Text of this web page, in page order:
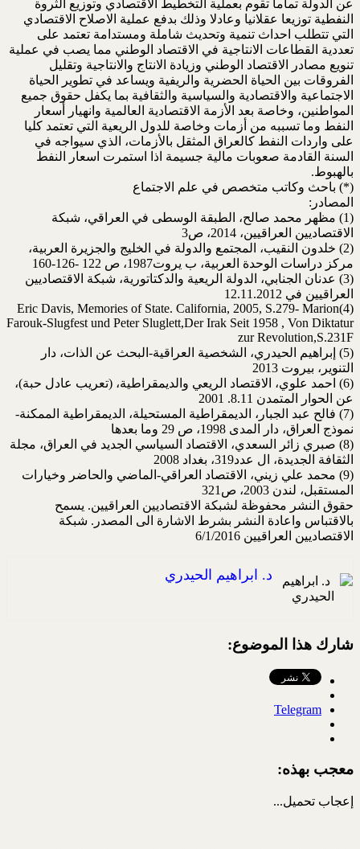
عن الدولة تماما تقوم بعملية التخطيط الاقتصادي وتوزيع الثروة
النفطية توزيعا عقلانيا وعادلا وذلك بدفع عملية الاصلاح الاقتصادي
التي تتطلب احداث تنمية وتحديث شاملة ومستدامة تعتمد على
تعددية القطاعات الانتاجية في الاقتصاد الوطني مما يصب في عملية
تنويع مصادر الاقتصاد الوطني وزيادة الانتاج والانتاجية وتقليل
الفروقات بين الحياة الحضرية والريفية ويساعد في تطوير الحياة
الاجتماعية والاقتصادية والسياسية والثقافية بما يكفل حقوق جميع
المواطنين، وخاصة بعد الأزمة الاقتصادية العالمية وانهيار أسعار
النفط وما تسببه من أزمات وخاصة للدول الريعية التي تعتمد كليا
على واردات النفط كالعراق المثقل بالأزمات، الذي سيواجه في
السنة القادمة صعوبات مالية جسيمة اذا استمرت اسعار النفط
بالهبوط.
(*) باحث وكاتب متخصص في علم الاجتماع
المصادر:
(1) مظهر محمد صالح، الطبقة الوسطى في العراقي، شبكة
الاقتصاديين العراقيين، 2014، ص3
(2) خلدون النقيب، المجتمع والدولة في الخليج والجزيرة العربية،
مركز دراسات الوحدة العربية، ب يروت1987، ص 122 -126-160
(3) عدنان الجنابي، الدولة الريعية والدكتاتورية، شبكة الاقتصاديين
العراقيين في 12.11.2012
Eric Davis, Memories of State. California, 2005, S.279- Marion(4)
Farouk-Slugfest und Peter Sluglett,Der Irak Seit 1958 , Von Diktatur
zur Revolution,S.231F
(5) إبراهيم الحيدري، الشخصية العراقية-البحث عن الذات، دار
التنوير، بيروت 2013
(6) احمد علوي، الاقتصاد الريعي والديمقراطية، (تعريب عادل حبة)،
عن الحوار المتمدن 8.11. 2001
(7) فالح عبد الجبار، الديمقراطية المستحيلة، الديمقراطية الممكنة-
نموذج العراق، دار المدى 1998، ص 29 وما بعدها
(8) صبري زائر السعدي، الاقتصاد السياسي الجديد في العراق، مجلة
الثقافة الجديدة، ال عدد319، بغداد 2008
(9) محمد علي زيني، الاقتصاد العراقي-الماضي والحاضر وخيارات
المستقبل، لندن 2003، ص321
حقوق النشر محفوظة لشبكة الاقتصاديين العراقيين. يسمح
بالاقتباس واعادة النشر بشرط الاشارة الى المصدر. شبكة
الاقتصاديين العراقيين 6/1/2016
د. ابراهيم الحيدري
شارك هذا الموضوع:
Telegram
معجب بهذه:
إعجاب تحميل...